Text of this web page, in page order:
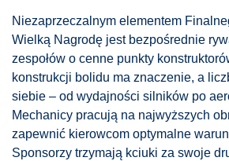
Niezaprzeczalnym elementem
Wielką Nagrodę jest bezpośrednie
zespołów o cenne punkty
konstrukcji bolidu ma znaczenie, a
siebie – od wydajności silników po
Mechanicy pracują na najwyższych
zapewnić kierowcom optymalne
Sponsorzy trzymają kciuki za swoje